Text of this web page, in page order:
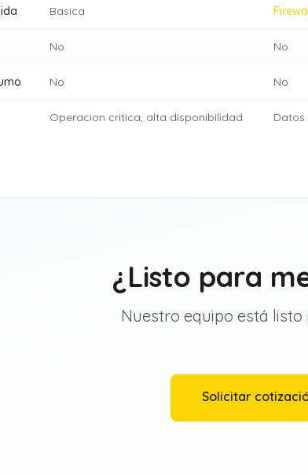
Basica
No No
No No
Operacion critica, alta disponibilidad Datos
¿Listo para
Nuestro equipo está
Solicitar